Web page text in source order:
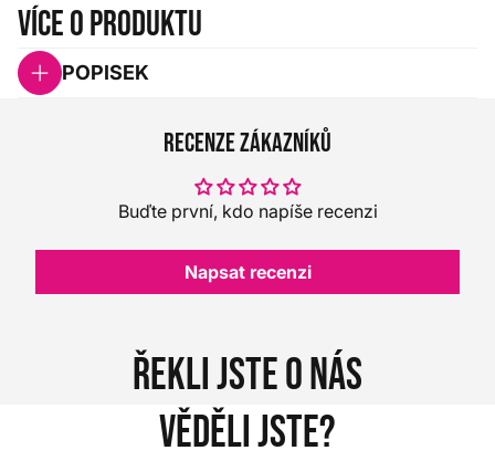
Více o produktu
POPISEK
Recenze zákazníků
Buďte první, kdo napíše recenzi
Napsat recenzi
Řekli jste o nás
Věděli jste?